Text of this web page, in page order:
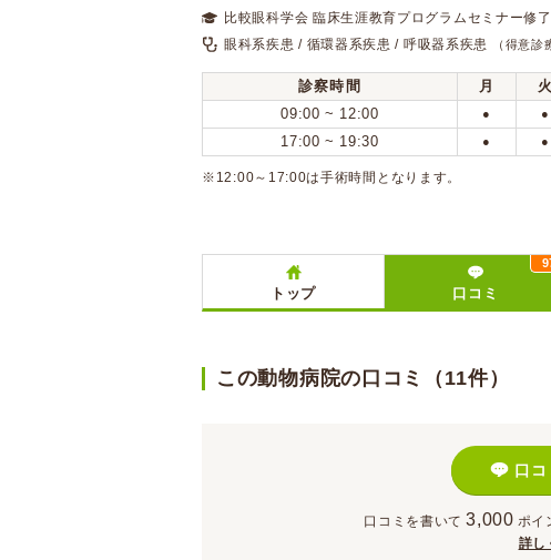
比較眼科学会 臨床生涯教育プログラムセミナー修了
眼科系疾患 / 循環器系疾患 / 呼吸器系疾患 （得意診
診察時間 月 火
09:00 ~ 12:00
● ●
17:00 ~ 19:30 ● ●
※12:00～17:00は手術時間となります。
トップ 口コミ
この動物病院の口コミ（11件）
口コ
口コミを書いて 3,000 ポイ
詳し